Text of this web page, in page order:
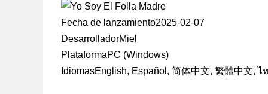
Fecha de lanzamiento2025-02-07
DesarrolladorMiel
PlataformaPC (Windows)
IdiomasEnglish, Español, 简体中文, 繁體中文, ไ